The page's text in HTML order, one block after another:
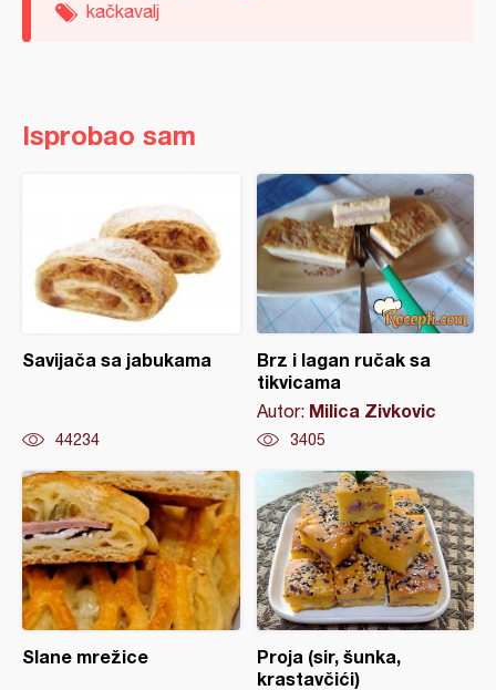
kačkavalj
Isprobao sam
Savijača sa jabukama
44234
Brz i lagan ručak sa
tikvicama
Autor: Milica Zivkovic
3405
Slane mrežice
Proja (sir, šunka,
krastavčići)